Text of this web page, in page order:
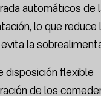
automáticos de
lo que reduce
la
disposición flexible
de los